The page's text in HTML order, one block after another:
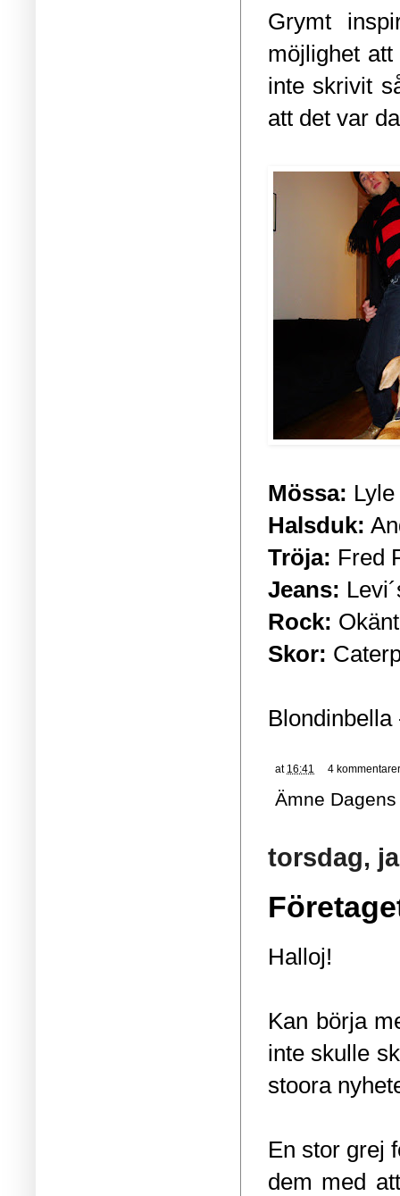
Grymt
möjlighet
inte skrivit
att det var
Mössa:
Halsduk:
Tröja: Fred
Jeans:
Rock:
Skor:
Blondinbella
at 16:41 4
Ämne
torsdag,
Halloj!
Kan börja
inte skulle
stoora
En stor grej
dem med